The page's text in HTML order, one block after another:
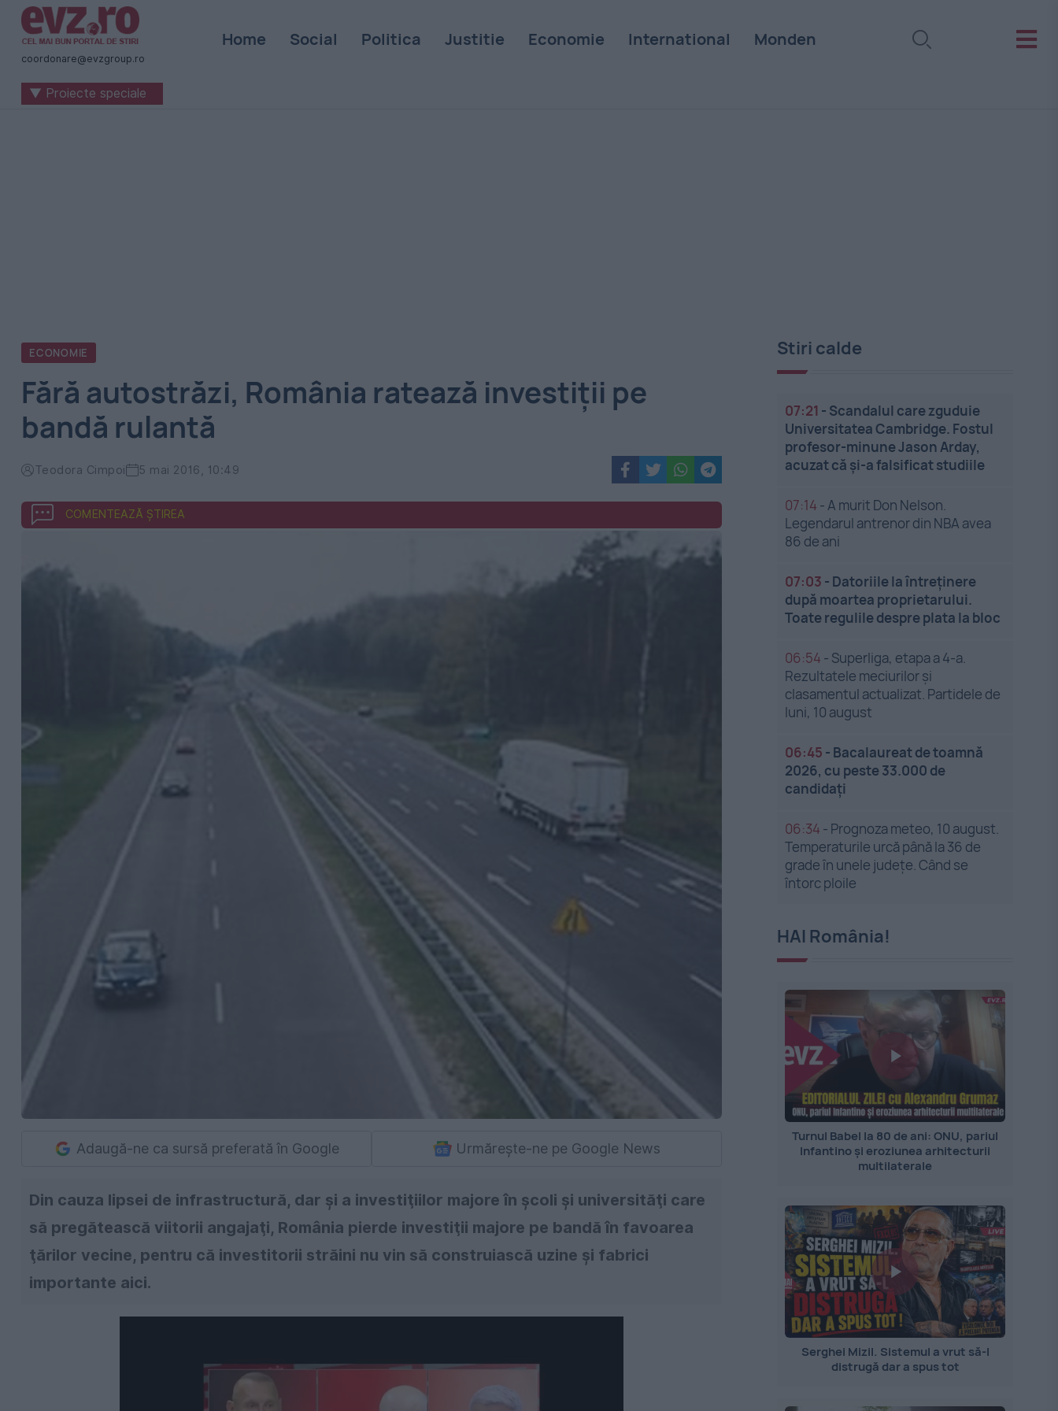
Știri
naționale
internaționale
coordonare@evzgroup.ro
Home Social Politica Justitie Economie International Monden
▼ Proiecte speciale
ECONOMIE
Fără autostrăzi, România ratează investiţii pe
bandă rulantă
Teodora Cimpoi 5 mai 2016, 10:49
COMENTEAZĂ ȘTIREA
Adaugă-ne ca sursă preferată în Google Urmărește-ne pe Google News
Din cauza lipsei de infrastructură, dar şi a investiţiilor majore în şcoli şi universităţi care
să pregătească viitorii angajaţi, România pierde investiţii majore pe bandă în favoarea
ţărilor vecine, pentru că investitorii străini nu vin să construiască uzine şi fabrici
importante aici.
Stiri calde
07:21 - Scandalul care zguduie
Universitatea Cambridge. Fostul
profesor-minune Jason Arday,
acuzat că și-a falsificat studiile
07:14 -A murit Don Nelson.
Legendarul antrenor din NBA avea
86 de ani
07:03 - Datoriile la întreținere
după moartea proprietarului.
Toate regulile despre plata la bloc
06:54 - Superliga, etapa a 4-a.
Rezultatele meciurilor și
clasamentul actualizat. Partidele de
luni, 10 august
06:45 - Bacalaureat de toamnă
2026, cu peste 33.000 de
candidați
06:34 - Prognoza meteo, 10 august.
Temperaturile urcă până la 36 de
grade în unele județe. Când se
întorc ploile
HAI România!
Turnul Babel la 80 de ani: ONU, pariul
Infantino și eroziunea arhitecturii
multilaterale
Serghei Mizil. Sistemul a vrut să-l
distrugă dar a spus tot